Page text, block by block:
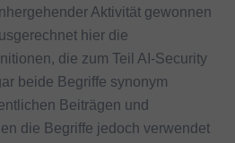
Aktivität gewonnen
hier die
die zum Teil AI-Security
beide Begriffe synonym
Beiträgen und
die Begriffe jedoch verwendet